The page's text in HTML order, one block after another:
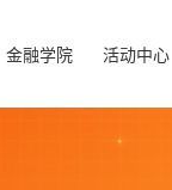
金融学院 活动中心